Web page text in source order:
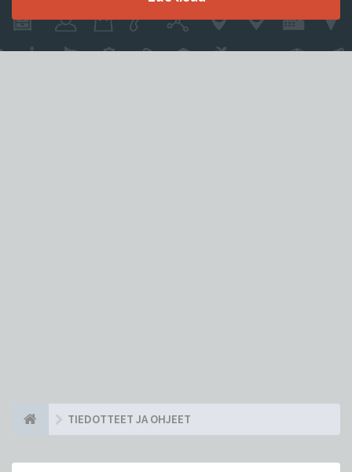
TIEDOTTEET JA OHJEET